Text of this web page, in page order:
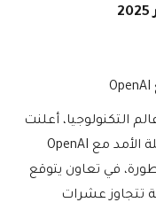
التكنولوجيا، أعلنت
شركة إيه إم دي (AMD) عن اتفاقية طويلة الأمد مع OpenAI
في تعاون يتوقع
تتجاوز عشرات